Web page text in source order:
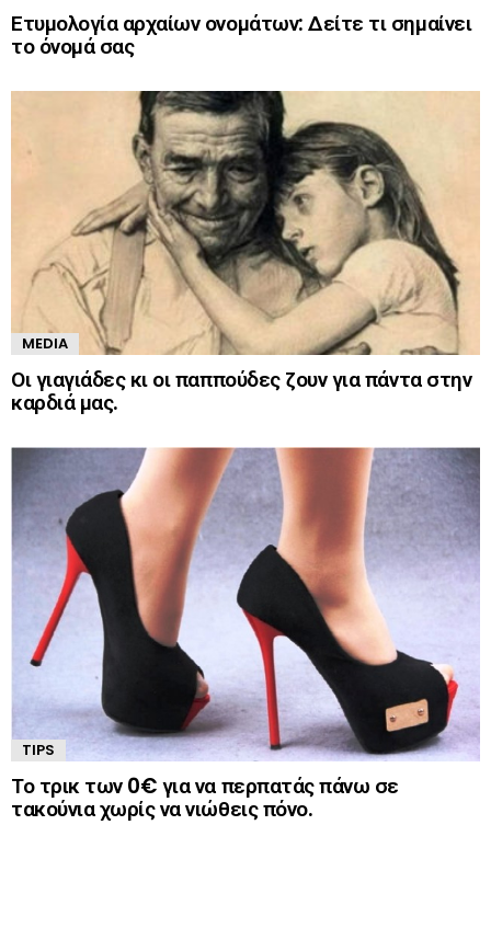
Ετυμολογία αρχαίων ονομάτων: Δείτε τι σημαίνει
το όνομά σας
MEDIA
Οι γιαγιάδες κι οι παππούδες ζουν για πάντα στην
καρδιά μας.
TIPS
Το τρικ των 0€ για να περπατάς πάνω σε
τακούνια χωρίς να νιώθεις πόνο.